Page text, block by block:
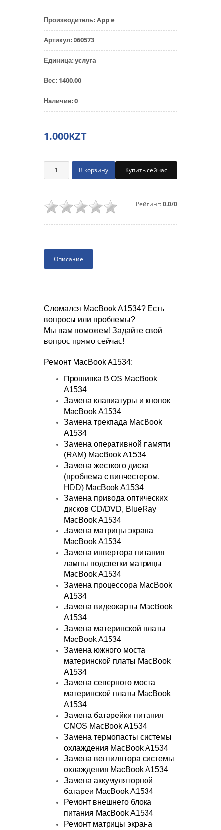
Производитель: Apple
Артикул: 060573
Единица: услуга
Вес: 1400.00
Наличие: 0
1.000KZT
Купить сейчас
Рейтинг:0.0/0
Описание
Сломался MacBook A1534? Есть
вопросы или проблемы?
Мы вам поможем! Задайте свой
вопрос прямо сейчас!
Ремонт MacBook A1534:
Прошивка BIOS MacBook
A1534
Замена клавиатуры и кнопок
MacBook A1534
Замена трекпада MacBook
A1534
Замена оперативной памяти
(RAM) MacBook A1534
Замена жесткого диска
(проблема с винчестером,
HDD) MacBook A1534
Замена привода оптических
дисков CD/DVD, BlueRay
MacBook A1534
Замена матрицы экрана
MacBook A1534
Замена инвертора питания
лампы подсветки матрицы
MacBook A1534
Замена процессора MacBook
A1534
Замена видеокарты MacBook
A1534
Замена материнской платы
MacBook A1534
Замена южного моста
материнской платы MacBook
A1534
Замена северного моста
материнской платы MacBook
A1534
Замена батарейки питания
CMOS MacBook A1534
Замена термопасты системы
охлаждения MacBook A1534
Замена вентилятора системы
охлаждения MacBook A1534
Замена аккумуляторной
батареи MacBook A1534
Ремонт внешнего блока
питания MacBook A1534
Ремонт матрицы экрана